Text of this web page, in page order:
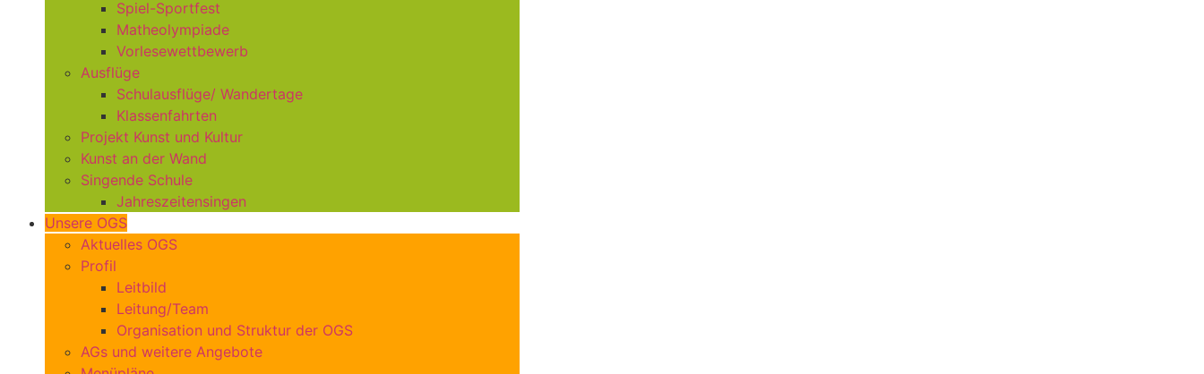
Spiel-Sportfest
Matheolympiade
Vorlesewettbewerb
Ausflüge
Schulausflüge/ Wandertage
Klassenfahrten
Projekt Kunst und Kultur
Kunst an der Wand
Singende Schule
Jahreszeitensingen
Unsere OGS
Aktuelles OGS
Profil
Leitbild
Leitung/Team
Organisation und Struktur der OGS
AGs und weitere Angebote